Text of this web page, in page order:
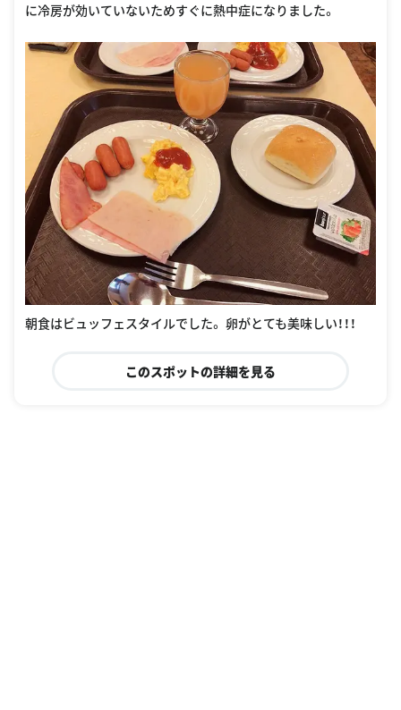
に冷房が効いていないためすぐに熱中症になりました。
朝食はビュッフェスタイルでした。 卵がとても美味しい！！！
このスポットの詳細を見る